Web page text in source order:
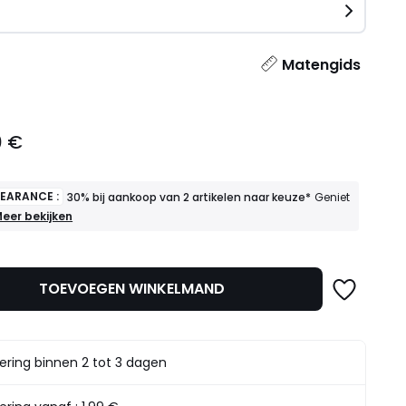
Matengids
€
: 30% bij aankoop van 2 artikelen naar keuze* Geniet
aankoop
naar
ervan
bekijken
TOEVOEGEN WINKELMAND
binnen 2 tot 3 dagen